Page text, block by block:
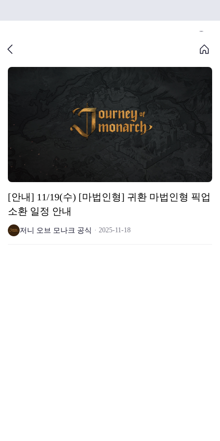
[안내] 11/19(수) [마법인형] 귀환 마법인형 픽업
소환 일정 안내
저니 오브 모나크 공식 2025-11-18